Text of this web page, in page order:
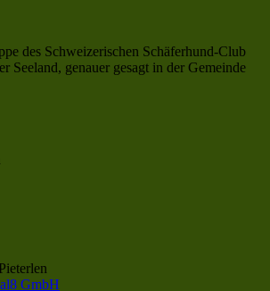
des Schweizerischen Schäferhund-Club
Seeland, genauer gesagt in der Gemeinde
GmbH